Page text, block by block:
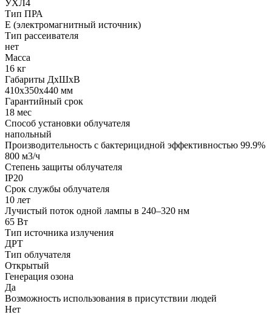
УХЛ4
Тип ПРА
E (электромагнитный источник)
Тип рассеивателя
нет
Масса
16 кг
Габариты ДхШхВ
410x350x440 мм
Гарантийный срок
18 мес
Способ установки облучателя
напольный
Производительность с бактерицидной эффективностью 99.9%
800 м3/ч
Степень защиты облучателя
IP20
Срок службы облучателя
10 лет
Лучистый поток одной лампы в 240–320 нм
65 Вт
Тип источника излучения
ДРТ
Тип облучателя
Открытый
Генерация озона
Да
Возможность использования в присутствии людей
Нет